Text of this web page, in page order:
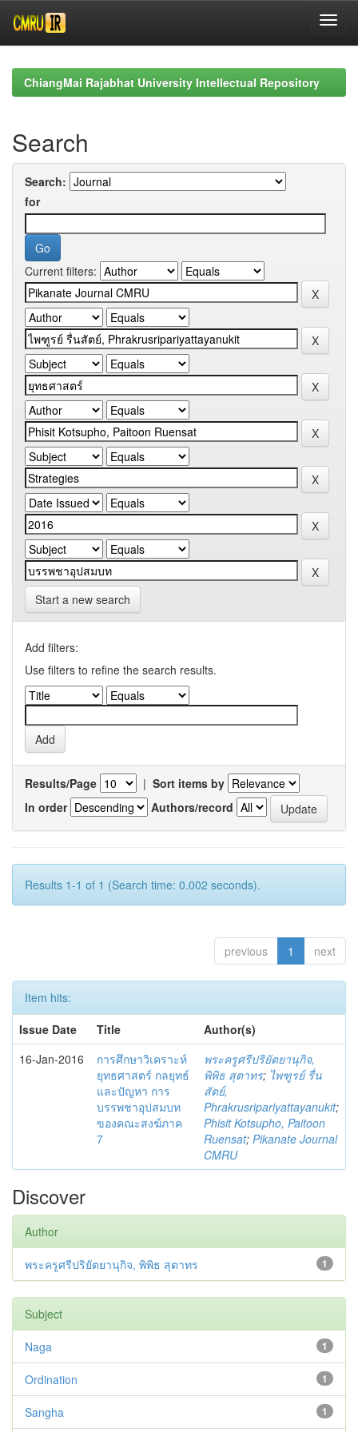
navigationChiangMai Rajabhat University Intellectual Repository
Search
Search:
for
Current filters:
Start a new search
Add filters:
Use filters to refine the search results.
Results/Page | Sort items by
In order
Authors/record
Results 1-1 of 1 (Search time: 0.002 seconds).
previous 1 next
Item hits:
Issue Date
Title
Author(s)
16-Jan-2016
การศึกษาวิเคราะห์
ยุทธศาสตร์ กลยุทธ์
และปัญหา การ
บรรพชาอุปสมบท
ของคณะสงฆ์ภาค
7
พระครูศรีปริยัตยานุกิจ,
พิพิธ สุตาทร; ไพฑูรย์ รื่น
สัตย์,
Phrakrusripariyattayanukit;
Phisit Kotsupho, Paitoon
Ruensat; Pikanate Journal
CMRU
Discover
Author
1
พระครูศรีปริยัตยานุกิจ, พิพิธ สุตาทร
Subject
1
Naga
1
Ordination
1
Sangha